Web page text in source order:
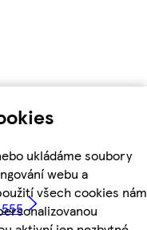
ukládáme soubory
webu a
všech cookies nám